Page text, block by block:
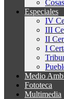
Especiales
IV
III
II
I
Medio
Fototeca
Multimedia